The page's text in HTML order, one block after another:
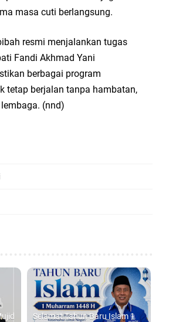
Berbenah dan Bersolek, Siap Meriahkan HUT Ke 81
masa cuti berlangsung.
resmi menjalankan tugas
Fandi Akhmad Yani
berbagai program
tetap berjalan tanpa hambatan,
(nnd)
Selamat Tahun Baru Islam 1